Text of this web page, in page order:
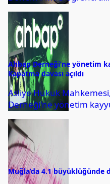
yayımladı. Toplam 3 bin
alınacak...
Ahbap Derneği’ne yönetim
Kapatma davası açıldı
Asliye Hukuk
Derneği'ne yönetim
atanmasına karar
Cumhuriyet Başsavcılığı
kapatılması için Asliye...
Muğla’da 4.1 büyüklüğünde